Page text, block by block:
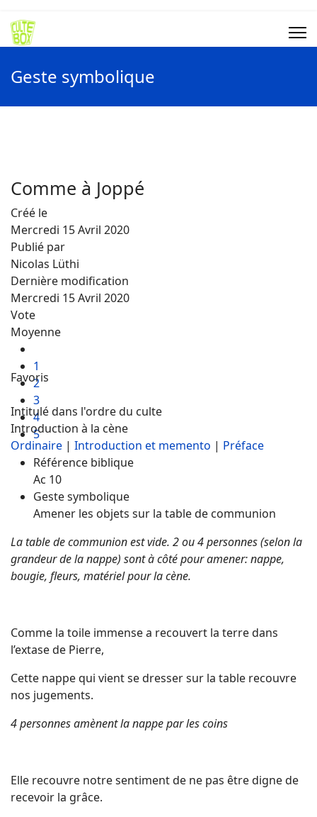
Geste symbolique
Comme à Joppé
Créé le
Mercredi 15 Avril 2020
Publié par
Nicolas Lüthi
Dernière modification
Mercredi 15 Avril 2020
Vote
Moyenne
1
2
3
4
5
Favoris
Intitulé dans l'ordre du culte
Introduction à la cène
Ordinaire | Introduction et memento | Préface
Référence biblique
Ac 10
Geste symbolique
Amener les objets sur la table de communion
La table de communion est vide. 2 ou 4 personnes (selon la
grandeur de la nappe) sont à côté pour amener: nappe,
bougie, fleurs, matériel pour la cène.
Comme la toile immense a recouvert la terre dans
l’extase de Pierre,
Cette nappe qui vient se dresser sur la table recouvre
nos jugements.
4 personnes amènent la nappe par les coins
Elle recouvre notre sentiment de ne pas être digne de
recevoir la grâce.